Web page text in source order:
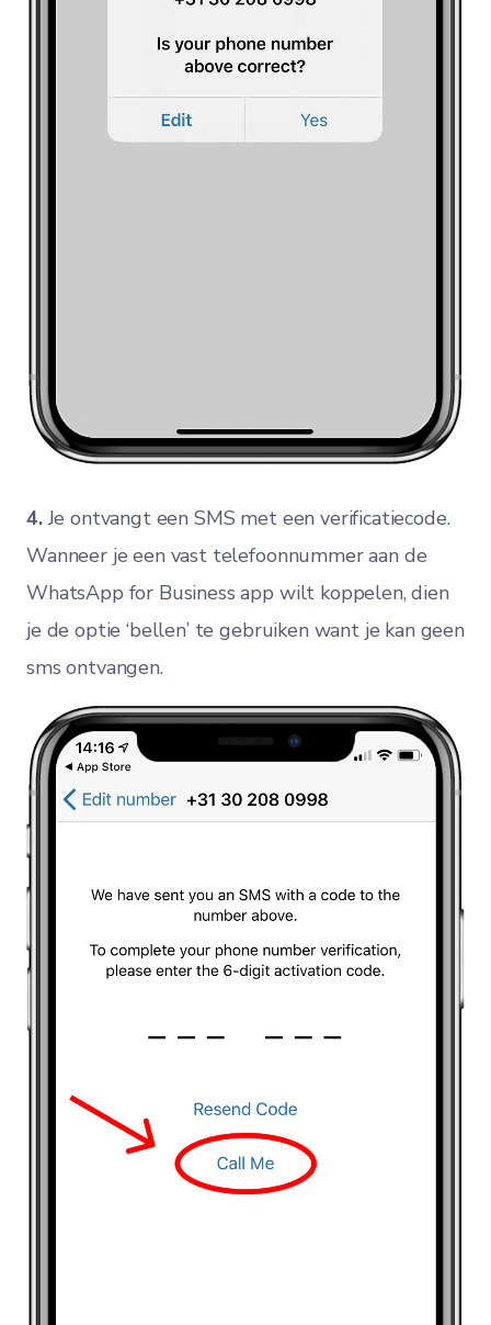
4.Je ontvangt een SMS met een verificatiecode.
Wanneer je een vast telefoonnummer aan de
WhatsApp for Business app wilt koppelen, dien
je de optie ‘bellen’ te gebruiken want je kan geen
sms ontvangen.